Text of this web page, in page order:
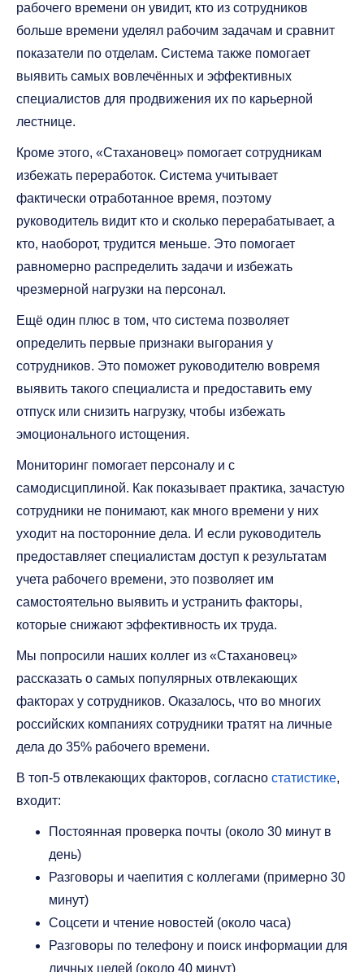
рабочего времени он увидит, кто из сотрудников
больше времени уделял рабочим задачам и сравнит
показатели по отделам. Система также помогает
выявить самых вовлечённых и эффективных
специалистов для продвижения их по карьерной
лестнице.
Кроме этого, «Стахановец» помогает сотрудникам
избежать переработок. Система учитывает
фактически отработанное время, поэтому
руководитель видит кто и сколько перерабатывает, а
кто, наоборот, трудится меньше. Это помогает
равномерно распределить задачи и избежать
чрезмерной нагрузки на персонал.
Ещё один плюс в том, что система позволяет
определить первые признаки выгорания у
сотрудников. Это поможет руководителю вовремя
выявить такого специалиста и предоставить ему
отпуск или снизить нагрузку, чтобы избежать
эмоционального истощения.
Мониторинг помогает персоналу и с
самодисциплиной. Как показывает практика, зачастую
сотрудники не понимают, как много времени у них
уходит на посторонние дела. И если руководитель
предоставляет специалистам доступ к результатам
учета рабочего времени, это позволяет им
самостоятельно выявить и устранить факторы,
которые снижают эффективность их труда.
Мы попросили наших коллег из «Стахановец»
рассказать о самых популярных отвлекающих
факторах у сотрудников. Оказалось, что во многих
российских компаниях сотрудники тратят на личные
дела до 35% рабочего времени.
В топ-5 отвлекающих факторов, согласно статистике,
входит:
Постоянная проверка почты (около 30 минут в
день)
Разговоры и чаепития с коллегами (примерно 30
минут)
Соцсети и чтение новостей (около часа)
Разговоры по телефону и поиск информации для
личных целей (около 40 минут)